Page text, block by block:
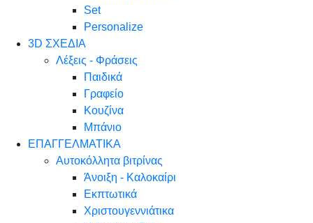
Set
Personalize
3D ΣΧΕΔΙΑ
Λέξεις - Φράσεις
Παιδικά
Γραφείο
Κουζίνα
Μπάνιο
ΕΠΑΓΓΕΛΜΑΤΙΚΑ
Αυτοκόλλητα βιτρίνας
Άνοιξη - Καλοκαίρι
Εκπτωτικά
Χριστουγεννιάτικα